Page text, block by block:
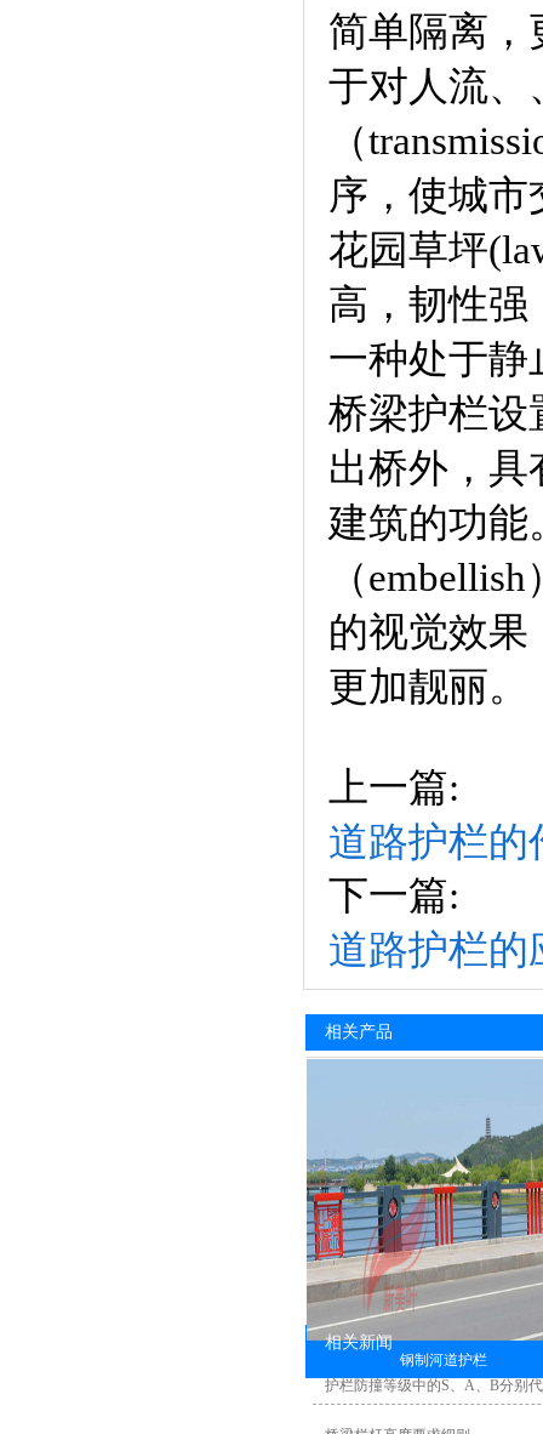
简单隔离，
于对人流、
（
序，使城
花园草坪
高，韧性强
一种处于静
桥梁护栏设
出桥外，
建筑的功能
（
的视觉效
更加
上一篇:
道路护栏的
下一篇:
道路护栏的
相关产品
钢制河道护栏
相关新闻
护栏防撞等级中的S、A、B分别